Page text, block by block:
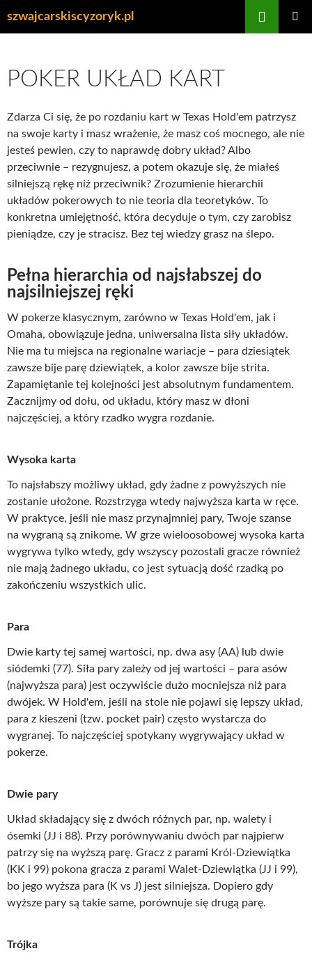
szwajcarskiscyzoryk.pl
POKER UKŁAD KART
Zdarza Ci się, że po rozdaniu kart w Texas Hold'em patrzysz
na swoje karty i masz wrażenie, że masz coś mocnego, ale nie
jesteś pewien, czy to naprawdę dobry układ? Albo
przeciwnie – rezygnujesz, a potem okazuje się, że miałeś
silniejszą rękę niż przeciwnik? Zrozumienie hierarchii
układów pokerowych to nie teoria dla teoretyków. To
konkretna umiejętność, która decyduje o tym, czy zarobisz
pieniądze, czy je stracisz. Bez tej wiedzy grasz na ślepo.
Pełna hierarchia od najsłabszej do
najsilniejszej ręki
W pokerze klasycznym, zarówno w Texas Hold'em, jak i
Omaha, obowiązuje jedna, uniwersalna lista siły układów.
Nie ma tu miejsca na regionalne wariacje – para dziesiątek
zawsze bije parę dziewiątek, a kolor zawsze bije strita.
Zapamiętanie tej kolejności jest absolutnym fundamentem.
Zacznijmy od dołu, od układu, który masz w dłoni
najczęściej, a który rzadko wygra rozdanie.
Wysoka karta
To najsłabszy możliwy układ, gdy żadne z powyższych nie
zostanie ułożone. Rozstrzyga wtedy najwyższa karta w ręce.
W praktyce, jeśli nie masz przynajmniej pary, Twoje szanse
na wygraną są znikome. W grze wieloosobowej wysoka karta
wygrywa tylko wtedy, gdy wszyscy pozostali gracze również
nie mają żadnego układu, co jest sytuacją dość rzadką po
zakończeniu wszystkich ulic.
Para
Dwie karty tej samej wartości, np. dwa asy (AA) lub dwie
siódemki (77). Siła pary zależy od jej wartości – para asów
(najwyższa para) jest oczywiście dużo mocniejsza niż para
dwójek. W Hold'em, jeśli na stole nie pojawi się lepszy układ,
para z kieszeni (tzw. pocket pair) często wystarcza do
wygranej. To najczęściej spotykany wygrywający układ w
pokerze.
Dwie pary
Układ składający się z dwóch różnych par, np. walety i
ósemki (JJ i 88). Przy porównywaniu dwóch par najpierw
patrzy się na wyższą parę. Gracz z parami Król-Dziewiątka
(KK i 99) pokona gracza z parami Walet-Dziewiątka (JJ i 99),
bo jego wyższa para (K vs J) jest silniejsza. Dopiero gdy
wyższe pary są takie same, porównuje się drugą parę.
Trójka